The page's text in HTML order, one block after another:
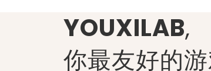
YOUXILAB,
你最友好的游